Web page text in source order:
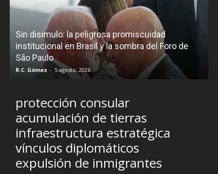
Sin disimulo: la peligrosa promiscuidad
institucional en Brasil y la sombra del Foro de
São Paulo
R.C. Gómez - 5 agosto, 2026
protección consular
acumulación de tierras
infraestructura estratégica
vínculos diplomáticos
expulsión de inmigrantes